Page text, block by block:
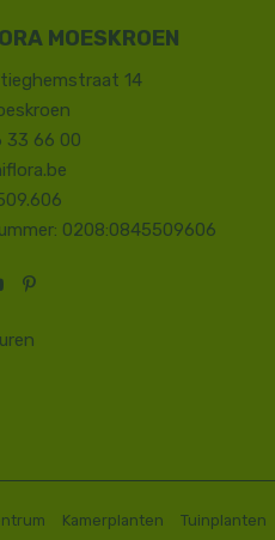
MOESKROEN
14
33 66 00
0208:0845509606
Kamerplanten Tuinplanten